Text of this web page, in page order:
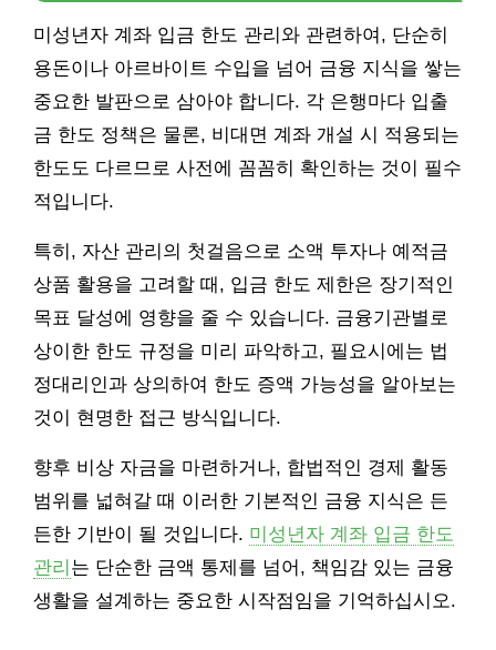
미성년자 계좌 입금 한도 관리와 관련하여, 단순히
용돈이나 아르바이트 수입을 넘어 금융 지식을 쌓는
중요한 발판으로 삼아야 합니다. 각 은행마다 입출
금 한도 정책은 물론, 비대면 계좌 개설 시 적용되는
한도도 다르므로 사전에 꼼꼼히 확인하는 것이 필수
적입니다.
특히, 자산 관리의 첫걸음으로 소액 투자나 예적금
상품 활용을 고려할 때, 입금 한도 제한은 장기적인
목표 달성에 영향을 줄 수 있습니다. 금융기관별로
상이한 한도 규정을 미리 파악하고, 필요시에는 법
정대리인과 상의하여 한도 증액 가능성을 알아보는
것이 현명한 접근 방식입니다.
향후 비상 자금을 마련하거나, 합법적인 경제 활동
범위를 넓혀갈 때 이러한 기본적인 금융 지식은 든
든한 기반이 될 것입니다. 미성년자 계좌 입금 한도
관리 는 단순한 금액 통제를 넘어, 책임감 있는 금융
생활을 설계하는 중요한 시작점임을 기억하십시오.